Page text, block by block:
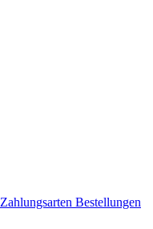
Zahlungsarten Bestellungen